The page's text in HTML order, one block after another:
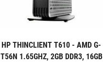
HP THINCLIENT T610 - AMD G-
T56N 1.65GHZ, 2GB DDR3, 16GB